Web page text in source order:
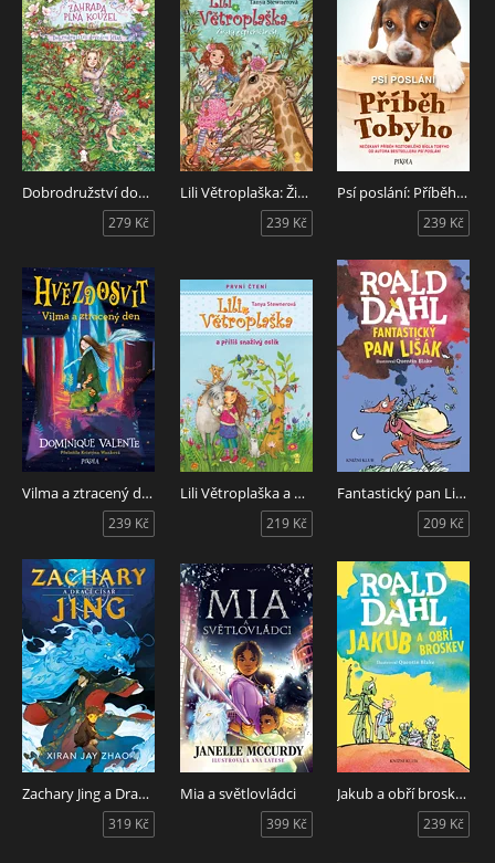
Dobrodružství dovedou létat
279 Kč
Lili Větroplaška: Žirafy nepřehlédneš!
239 Kč
Psí poslání: Příběh Tobyho
239 Kč
Vilma a ztracený den
239 Kč
Lili Větroplaška a příliš snaživý oslík
219 Kč
Fantastický pan Lišák
209 Kč
Zachary Jing a Dračí císař
319 Kč
Mia a světlovládci
399 Kč
Jakub a obří broskev
239 Kč